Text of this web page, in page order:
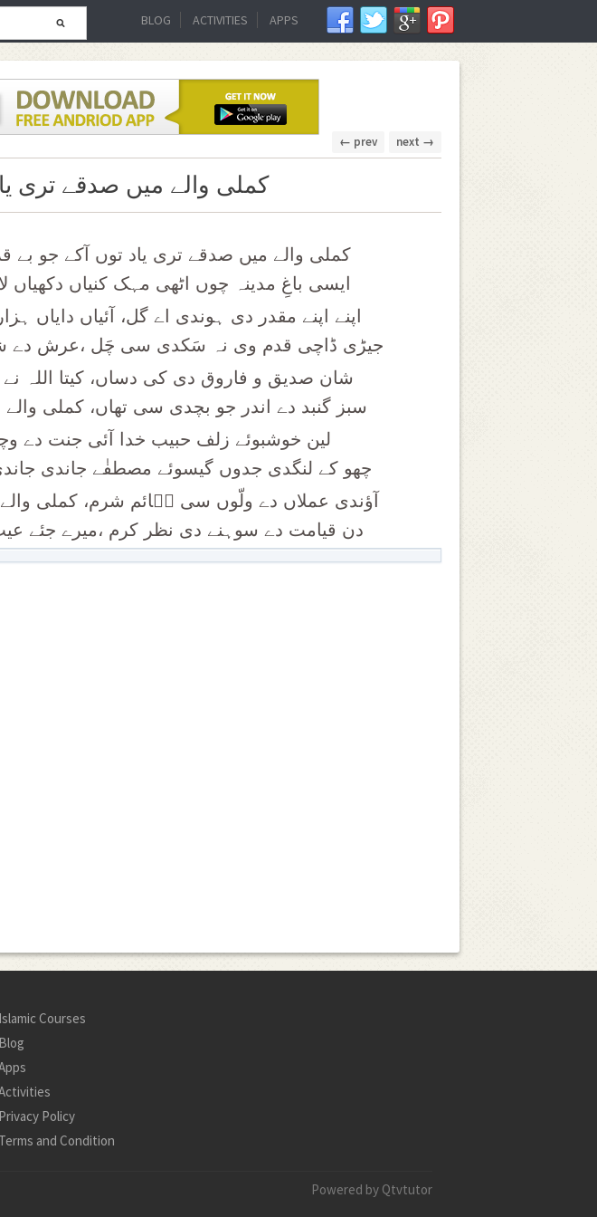
BLOG ACTIVITIES APPS
← prev next →
کملی والے میں صدقے تری
کملی والے میں صدقے تری یاد توں آکے جو بے
ایسی باغِ مدینہ چوں اٹھی مہک کنیاں دکھیاں
اپنے اپنے مقدر دی ہوندی اے گل، آئیاں دایاں
جیڑی ڈاچی قدم وی نہ سَکدی سی چَل ،عرش دے
شان صدیق و فاروق دی کی دساں، کیتا اللہ نے
سبز گنبد دے اندر جو بچدی سی تھاں، کملی والے
لین خوشبوئے زلف حبیب خدا آئی جنت دے
چھو کے لنگدی جدوں گیسوئے مصطفٰے جاندی
آؤندی عملاں دے ولّوں سی صؔائم شرم، کملی والے
دن قیامت دے سوہنے دی نظر کرم ،میرے جئے
Islamic Courses
Blog
Privacy Policy
Terms and Condition
Powered by Qtvtutor